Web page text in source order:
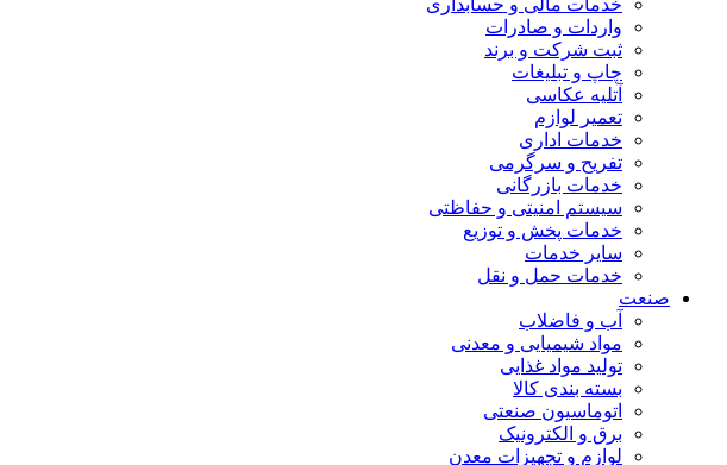
خدمات مالی و حسابداری
واردات و صادرات
ثبت شرکت و برند
چاپ و تبلیغات
آتلیه عکاسی
تعمیر لوازم
خدمات اداری
تفریح و سرگرمی
خدمات بازرگانی
سیستم امنیتی و حفاظتی
خدمات پخش و توزیع
سایر خدمات
خدمات حمل و نقل
صنعت
آب و فاضلاب
مواد شیمیایی و معدنی
تولید مواد غذایی
بسته بندی کالا
اتوماسیون صنعتی
برق و الکترونیک
لوازم و تجهیزات معدن